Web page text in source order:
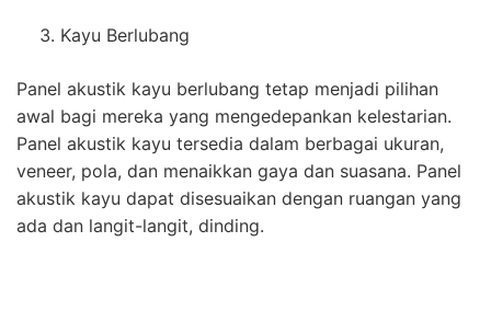
Kayu Berlubang
Panel akustik kayu berlubang tetap menjadi pilihan
awal bagi mereka yang mengedepankan kelestarian.
Panel akustik kayu tersedia dalam berbagai ukuran,
veneer, pola, dan menaikkan gaya dan suasana. Panel
akustik kayu dapat disesuaikan dengan ruangan yang
ada dan langit-langit, dinding.